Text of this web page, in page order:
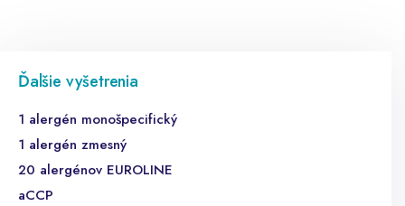
Ďalšie vyšetrenia
1 alergén monošpecifický
1 alergén zmesný
20 alergénov EUROLINE
aCCP